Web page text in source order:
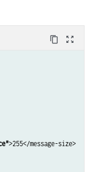
content_copy zoom_out_map
>255</message-size>